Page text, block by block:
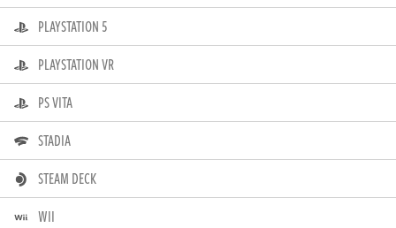
PLAYSTATION 5
PLAYSTATION VR
PS VITA
STADIA
STEAM DECK
WII